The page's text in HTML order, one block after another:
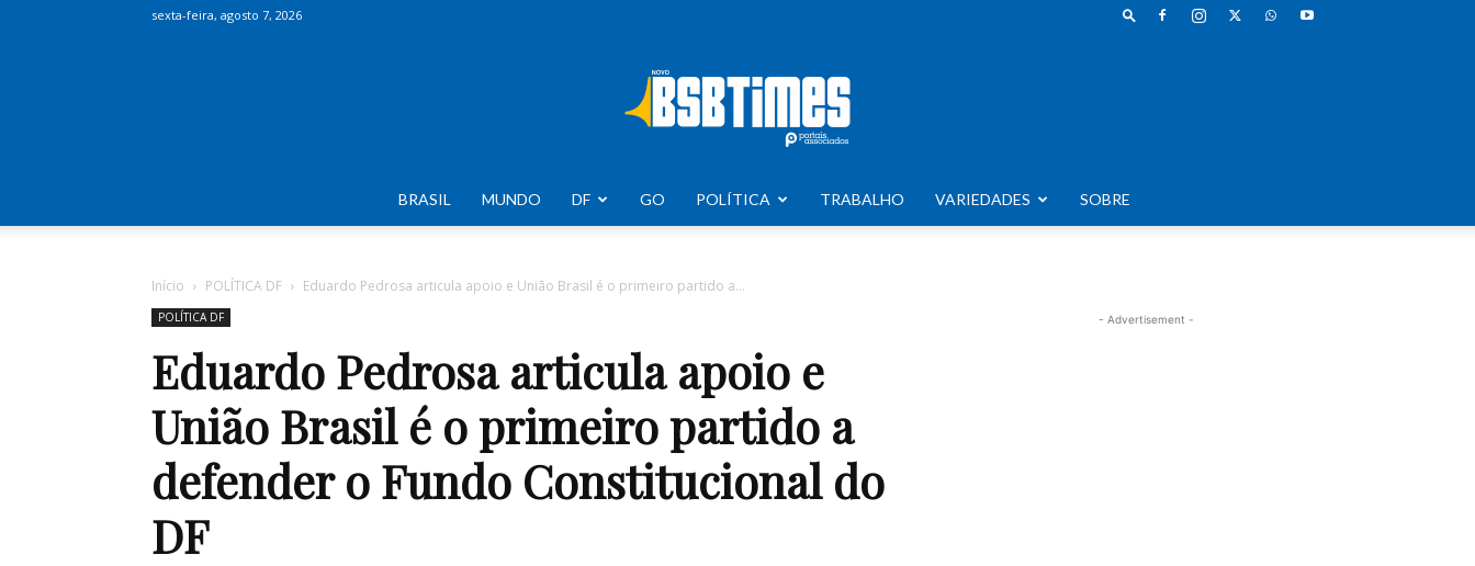
sexta-feira, agosto 7, 2026
Times
BRASIL MUNDO DF GO POLÍTICA TRABALHO VARIEDADES SOBRE
Início POLÍTICA DF Eduardo Pedrosa articula apoio e União Brasil é o primeiro partido a...
POLÍTICA DF
Eduardo Pedrosa articula apoio e
União Brasil é o primeiro partido a
defender o Fundo Constitucional do
DF
- Advertisement -